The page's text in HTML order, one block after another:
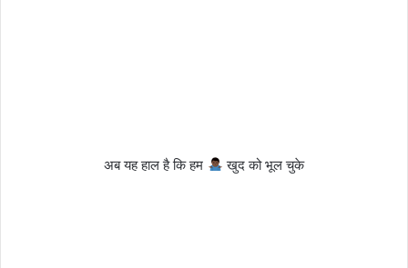
अब यह हाल है कि हम खुद को भूल चुके